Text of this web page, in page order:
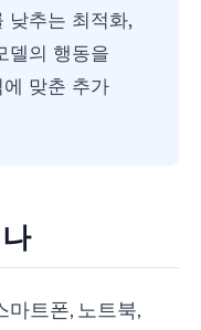
낮추는 최적화,
델의 행동을
맞춘 추가
마트폰, 노트북,